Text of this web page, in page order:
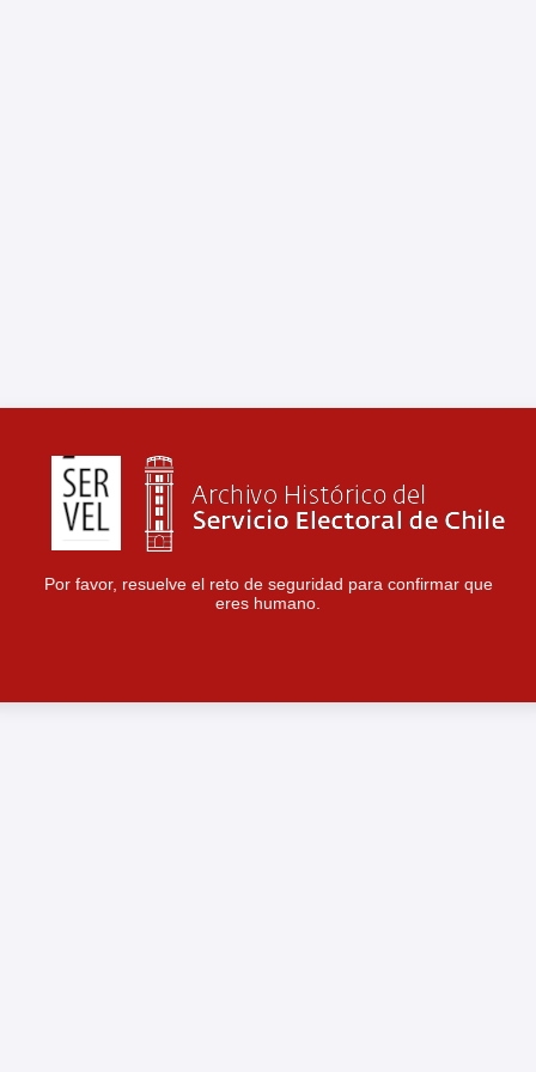
Por favor, resuelve el reto de seguridad para confirmar que
eres humano.